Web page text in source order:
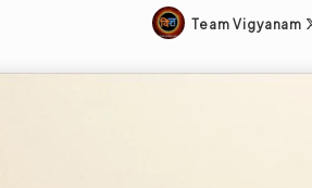
Team Vigyanam